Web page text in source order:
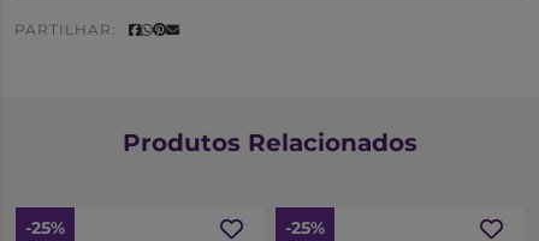
PARTILHAR:
Produtos Relacionados
-25% -25%